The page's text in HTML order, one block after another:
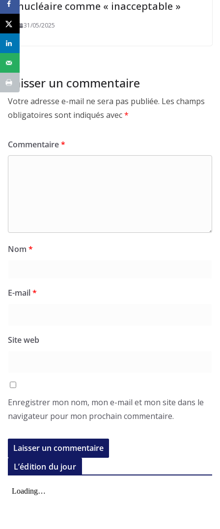
nucléaire comme « inacceptable »
31/05/2025
Laisser un commentaire
Votre adresse e-mail ne sera pas publiée. Les champs
obligatoires sont indiqués avec*
Commentaire*
Nom *
E-mail*
Site web
Enregistrer mon nom, mon e-mail et mon site dans le
navigateur pour mon prochain commentaire.
L’édition du jour